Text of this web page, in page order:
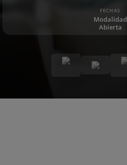
FECHAS
Modalidad
Abierta